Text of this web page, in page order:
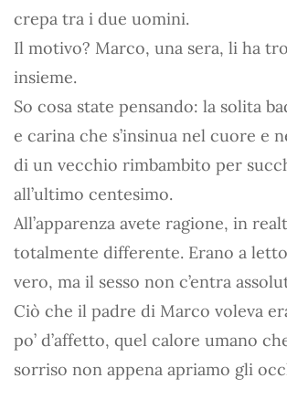
crepa tra i due uomini.
Il motivo? Marco, una sera, li ha
insieme.
So cosa state pensando: la solita
e carina che s’insinua nel cuore e
di un vecchio rimbambito per
all’ultimo centesimo.
All’apparenza avete ragione, in
totalmente differente. Erano a
vero, ma il sesso non c’entra
Ciò che il padre di Marco voleva
po’ d’affetto, quel calore umano
sorriso non appena apriamo gli